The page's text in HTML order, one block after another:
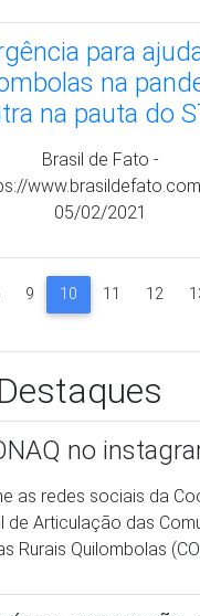
Page
9
Página
atual
10 Page
11 Page
12
Destaques
no
as redes sociais da
de Articulação das
Rurais Quilombolas
prevenção
emergencial
no Brasil, a
foi criada para ajudar
passando por
nesse período de
acessar o